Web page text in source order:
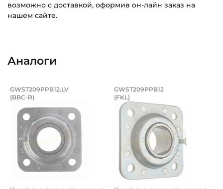
возможно с доставкой, оформив он-лайн заказ на
нашем сайте.
Ширина внутреннего кольца (B):
Динамическая грузоподъёмность "C":
32,5 кН
Статическая грузоподъёмность "Сo":
20,4 кН
Тип корпуса:
Штампованный квадратный корпус
Категория:
Аналоги
Корпус с подшипником в сборе с
Корпус c подшипником в сборе GWST209PPB12.LV
GWST209PPB12.LV
(BBC-R)
Корпус с
Корпус c подшипником в
GWST209PPB12
(FKL)